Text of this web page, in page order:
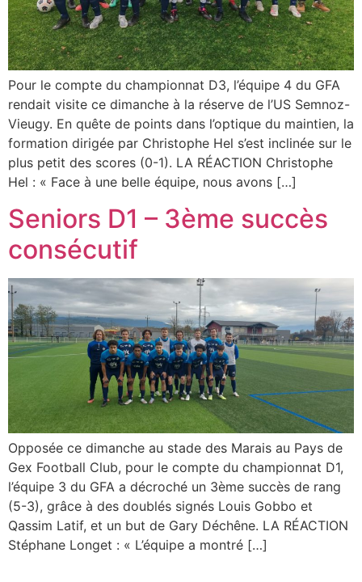
Pour le compte du championnat D3, l’équipe 4 du GFA
rendait visite ce dimanche à la réserve de l’US Semnoz-
Vieugy. En quête de points dans l’optique du maintien, la
formation dirigée par Christophe Hel s’est inclinée sur le
plus petit des scores (0-1). LA RÉACTION Christophe
Hel : « Face à une belle équipe, nous avons […]
Seniors D1 – 3ème succès
consécutif
Opposée ce dimanche au stade des Marais au Pays de
Gex Football Club, pour le compte du championnat D1,
l’équipe 3 du GFA a décroché un 3ème succès de rang
(5-3), grâce à des doublés signés Louis Gobbo et
Qassim Latif, et un but de Gary Déchêne. LA RÉACTION
Stéphane Longet : « L’équipe a montré […]